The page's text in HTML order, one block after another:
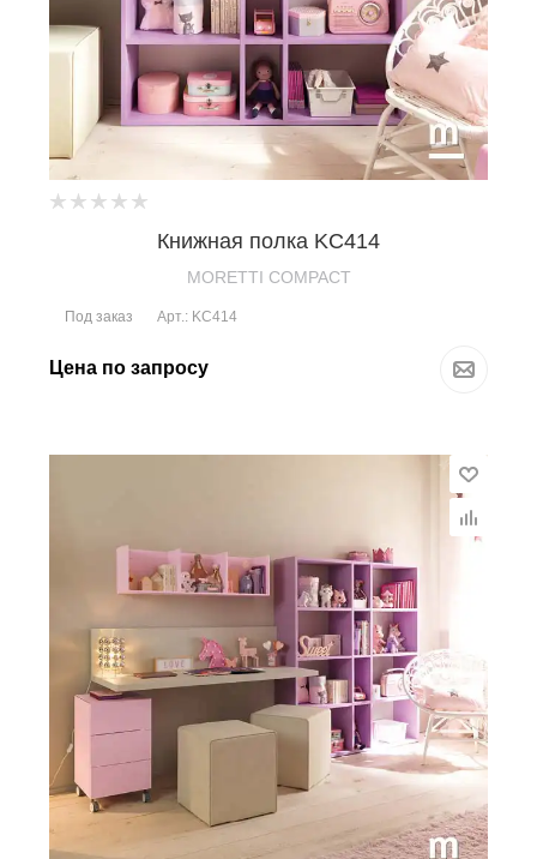
Книжная полка KC414
MORETTI COMPACT
Под заказ Арт.: KC414
Цена по запросу